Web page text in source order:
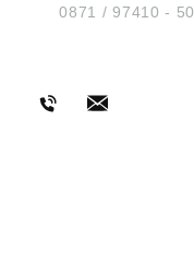
Tel.:0871 / 97410 - 50